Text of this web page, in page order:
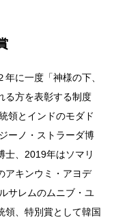
に一度「神様の下、
る方を表彰する制度
領とインドのモダド
ーノ・ストラーダ博
士、2019年はソマリ
アキンウミ・アヨデ
サレムのムニブ・ユ
領、特別賞として韓国